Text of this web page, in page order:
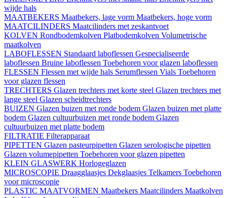
wijde hals
MAATBEKERS Maatbekers, lage vorm Maatbekers, hoge vorm
MAATCILINDERS Maatcilinders met zeskantvoet
KOLVEN Rondbodemkolven Platbodemkolven Volumetrische
maatkolven
LABOFLESSEN Standaard laboflessen Gespecialiseerde
laboflessen Bruine laboflessen Toebehoren voor glazen laboflessen
FLESSEN Flessen met wijde hals Serumflessen Vials Toebehoren
voor glazen flessen
TRECHTERS Glazen trechters met korte steel Glazen trechters met
lange steel Glazen scheidtrechters
BUIZEN Glazen buizen met ronde bodem Glazen buizen met platte
bodem Glazen cultuurbuizen met ronde bodem Glazen
cultuurbuizen met platte bodem
FILTRATIE Filterapparaat
PIPETTEN Glazen pasteurpipetten Glazen serologische pipetten
Glazen volumepipetten Toebehoren voor glazen pipetten
KLEIN GLASWERK Horlogeglazen
MICROSCOPIE Draagglaasjes Dekglaasjes Telkamers Toebehoren
voor microscopie
PLASTIC MAATVORMEN Maatbekers Maatcilinders Maatkolven